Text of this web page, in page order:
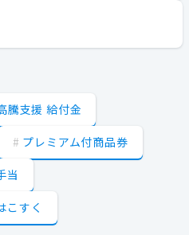
騰支援 給付金
プレミアム付商品券
当
こすく